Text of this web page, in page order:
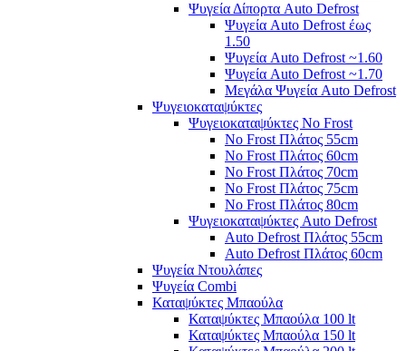
Ψυγεία Δίπορτα Auto Defrost
Ψυγεία Auto Defrost έως
1.50
Ψυγεία Auto Defrost ~1.60
Ψυγεία Auto Defrost ~1.70
Μεγάλα Ψυγεία Auto Defrost
Ψυγειοκαταψύκτες
Ψυγειοκαταψύκτες No Frost
No Frost Πλάτος 55cm
No Frost Πλάτος 60cm
No Frost Πλάτος 70cm
No Frost Πλάτος 75cm
No Frost Πλάτος 80cm
Ψυγειοκαταψύκτες Auto Defrost
Auto Defrost Πλάτος 55cm
Auto Defrost Πλάτος 60cm
Ψυγεία Ντουλάπες
Ψυγεία Combi
Καταψύκτες Μπαούλα
Καταψύκτες Μπαούλα 100 lt
Καταψύκτες Μπαούλα 150 lt